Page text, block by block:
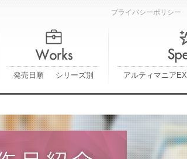
プライバシーポリシー
発売日順 シリーズ別 アルティマニアEX